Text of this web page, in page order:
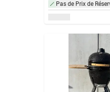
Pas de Prix de